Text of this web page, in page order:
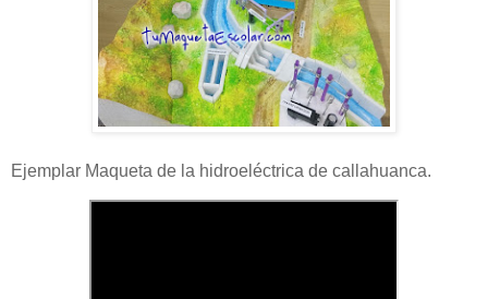
Ejemplar Maqueta de la hidroeléctrica de callahuanca.